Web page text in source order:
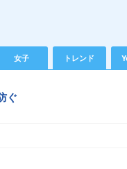
女子 トレンド
ぐ